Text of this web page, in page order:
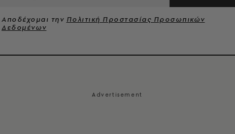
Αποδέχομαι την Πολιτική Προστασίας Προσωπικών
Δεδομένων